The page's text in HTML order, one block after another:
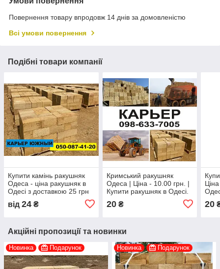
Повернення товару впродовж 14 днів за домовленістю
Всі умови повернення
Подібні товари компанії
Купити камінь ракушняк
Одеса - ціна ракушняк в
Одесі з доставкою 25 грн
від 24 ₴
Кримський ракушняк
Одеса | Ціна - 10.00 грн. |
Купити ракушняк в Одесі.
ОДЕСА】➥
20₴ 20
Акційні пропозиції та новинки
Новинка Подарунок Новинка Подарунок